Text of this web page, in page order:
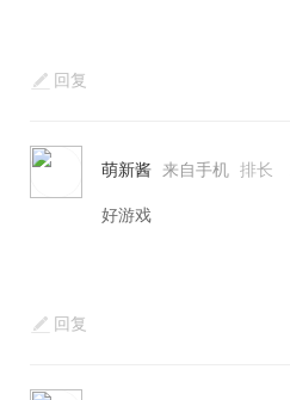
回复
萌新酱 来自手机 排长
好游戏
回复